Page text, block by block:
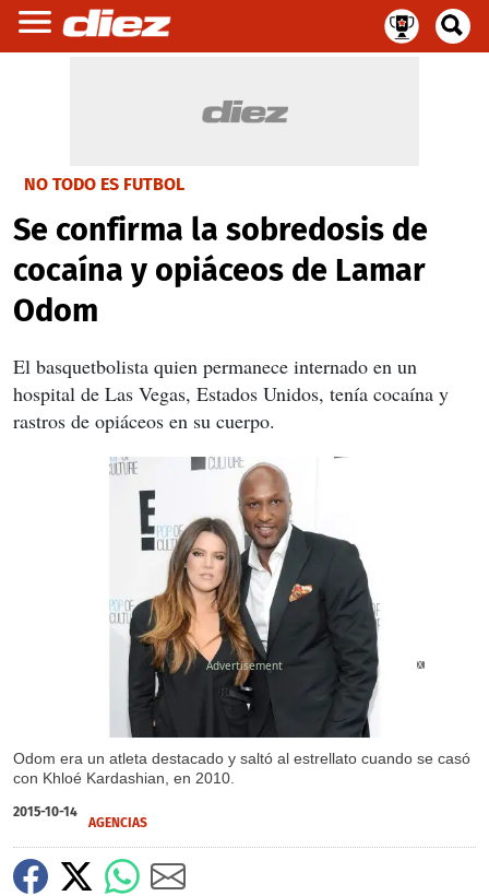
NO TODO ES FUTBOL
Se confirma la sobredosis de
cocaína y opiáceos de Lamar
Odom
El basquetbolista quien permanece internado en un
hospital de Las Vegas, Estados Unidos, tenía cocaína y
rastros de opiáceos en su cuerpo.
Odom era un atleta destacado y saltó al estrellato cuando se casó
con Khloé Kardashian, en 2010.
X
2015-10-14
AGENCIAS